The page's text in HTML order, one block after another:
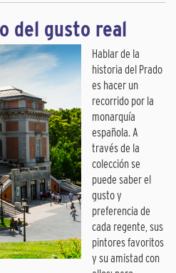
del gusto real
Hablar de la
historia del Prado
es hacer un
recorrido por la
monarquía
española. A
través de la
colección se
puede saber el
gusto y
preferencia de
cada regente, sus
pintores favoritos
y su amistad con